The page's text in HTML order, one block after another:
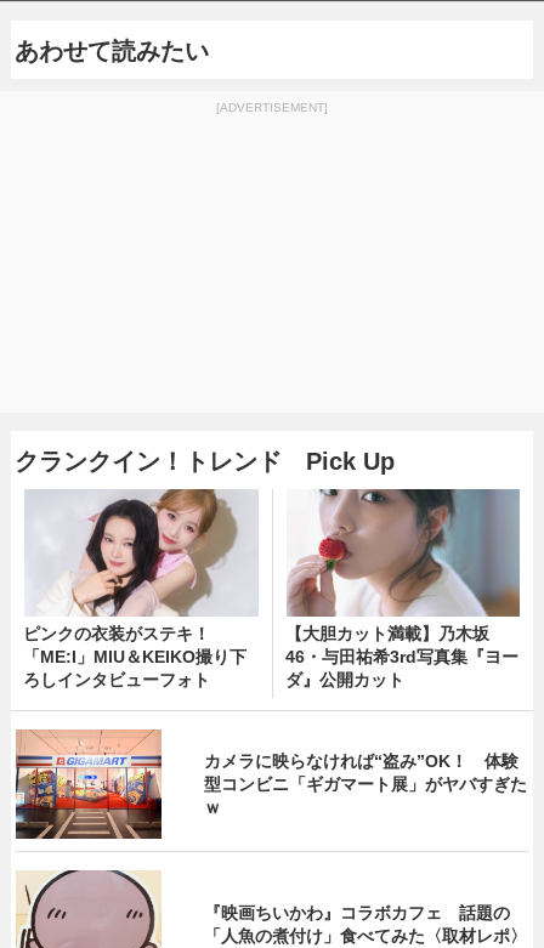
あわせて読みたい
[ADVERTISEMENT]
クランクイン！トレンド Pick Up
ピンクの衣装がステキ！
「ME:I」MIU＆KEIKO撮り下
ろしインタビューフォト
【大胆カット満載】乃木坂
46・与田祐希3rd写真集『ヨー
ダ』公開カット
カメラに映らなければ“盗み”OK！ 体験
型コンビニ「ギガマート展」がヤバすぎた
ｗ
『映画ちいかわ』コラボカフェ 話題の
「人魚の煮付け」食べてみた〈取材レポ〉